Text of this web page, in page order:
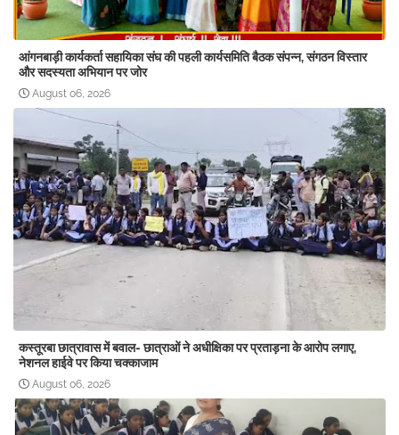
आंगनबाड़ी कार्यकर्ता सहायिका संघ की पहली कार्यसमिति बैठक संपन्न, संगठन विस्तार
और सदस्यता अभियान पर जोर
August 06, 2026
कस्तूरबा छात्रावास में बवाल- छात्राओं ने अधीक्षिका पर प्रताड़ना के आरोप लगाए,
नेशनल हाईवे पर किया चक्काजाम
August 06, 2026